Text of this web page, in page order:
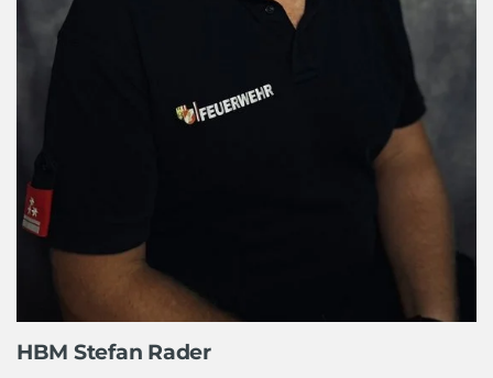
HBM Stefan Rader